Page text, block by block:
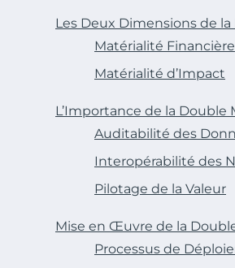
Les Deux Dimensions de
Matérialité Financière
Matérialité d’Impact
L’Importance de la Double
Auditabilité des
Interopérabilité des
Pilotage de la Valeur
Mise en Œuvre de la
Processus de